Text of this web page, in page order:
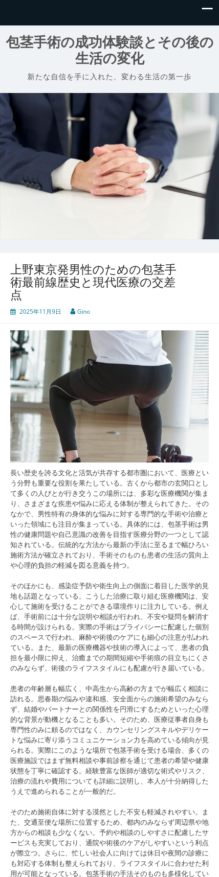
包茎手術の成功体験談とその後の
生活の変化
新たな自信を手に入れた、変わる生活の第一歩
上野東京発男性のための包茎手
術最前線歴史と現代医療の交差
点
2025年11月9日 Gino
長い歴史を誇る文化と活気が共存する都市圏において、医療とい
う分野も重要な役割を果たしている。 古くから都市の玄関口とし
て多くの人びとが行き交うこの場所には、多彩な医療機関が集ま
り、さまざまな疾患や悩みに応える体制が整えられてきた。その
なかで、男性特有の身体的な悩みに対する専門的な手術や治療と
いった領域にも注目が集まっている。具体的には、包茎手術は男
性の健康問題や自己意識の改善を目指す医療分野の一つとして認
知されている。伝統的な方法から最新の手法に至るまで幅ひろい
施術方法が確立されており、手術そのものも患者の生活の質向上
や心理的負担の軽減を図る意義を持つ。
そのほかにも、感染症予防や衛生向上の側面に着目した医学的見
地も話題となっている。こうした治療に取り組む医療機関は、安
心して施術を受けることができる環境作りに注力している。例え
ば、手術前には十分な説明や相談が行われ、不安や疑問を解消す
る時間が設けられる。実際の手術はプライバシーに配慮した個別
のスペースで行われ、麻酔や術後のケアにも細心の注意が払われ
ている。また、最新の医療機器や技術の導入によって、患者の負
担を最小限に抑え、治癒までの期間短縮や手術痕の目立ちにくさ
のみならず、術後のライフスタイルにも配慮が行き届いている。
患者の年齢層も幅広く、中高生から高齢の方までが幅広く相談に
訪れる。思春期の悩みや違和感、安全面からの施術希望のみなら
ず、結婚やパートナーとの関係性を円滑にするためといった心理
的な背景が動機となることも多い。そのため、医療従事者自身も
専門性のみに頼るのではなく、カウンセリングスキルやデリケー
トな悩みに寄り添うコミュニケーション力を高めている傾向が見
られる。実際にこのような場所で包茎手術を受ける場合、多くの
医療施設ではまず無料相談や事前診察を通じて患者の希望や健康
状態を丁寧に確認する。経験豊富な医師が適切な術式やリスク、
治療の流れや費用についても詳細に説明し、本人が十分納得した
うえで進められることが一般的だ。
そのため施術自体に対する漠然とした不安も軽減されやすい。ま
た、交通至便な場所に位置するため、都内のみならず周辺県や地
方からの相談も少なくない。予約や相談のしやすさに配慮したサ
ービスも充実しており、通院や術後のケアがしやすいという利点
が際立つ。さらに、忙しい社会人に向けては休日や夜間の診療に
も対応する体制も整えられており、ライフスタイルに合わせた利
用が可能となっている。包茎手術の手法そのものも多様化してい